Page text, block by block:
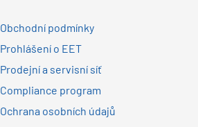
Obchodní podmínky
Prohlášení o EET
Prodejní a servisní síť
Compliance program
Ochrana osobních údajů